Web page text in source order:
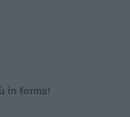
in forma!